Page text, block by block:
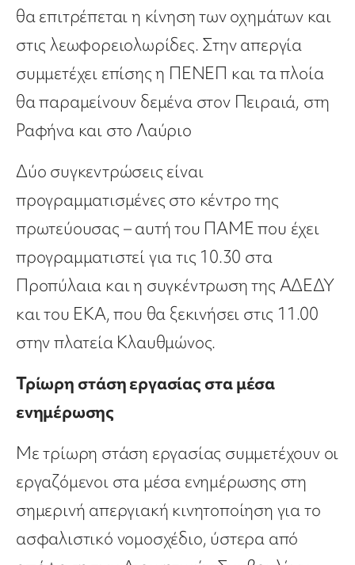
θα επιτρέπεται η κίνηση των οχημάτων και
στις λεωφορειολωρίδες. Στην απεργία
συμμετέχει επίσης η ΠΕΝΕΠ και τα πλοία
θα παραμείνουν δεμένα στον Πειραιά, στη
Ραφήνα και στο Λαύριο
Δύο συγκεντρώσεις είναι
προγραμματισμένες στο κέντρο της
πρωτεύουσας – αυτή του ΠΑΜΕ που έχει
προγραμματιστεί για τις 10.30 στα
Προπύλαια και η συγκέντρωση της ΑΔΕΔΥ
και του ΕΚΑ, που θα ξεκινήσει στις 11.00
στην πλατεία Κλαυθμώνος.
Τρίωρη στάση εργασίας στα μέσα
ενημέρωσης
Με τρίωρη στάση εργασίας συμμετέχουν οι
εργαζόμενοι στα μέσα ενημέρωσης στη
σημερινή απεργιακή κινητοποίηση για το
ασφαλιστικό νομοσχέδιο, ύστερα από